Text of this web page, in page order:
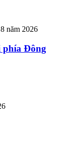
năm 2026
phía Đông